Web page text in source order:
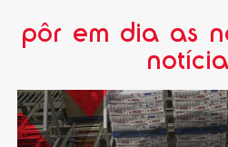
pôr em dia as